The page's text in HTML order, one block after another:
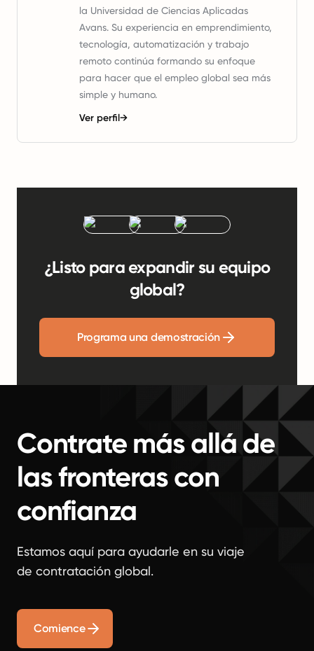
la Universidad de Ciencias Aplicadas
Avans. Su experiencia en emprendimiento,
tecnología, automatización y trabajo
remoto continúa formando su enfoque
para hacer que el empleo global sea más
simple y humano.
Ver perfil→
¿Listo para expandir su equipo
global?
Programa una demostración
Contrate más allá de
las fronteras con
confianza
Estamos aquí para ayudarle en su viaje
de contratación global.
Comience